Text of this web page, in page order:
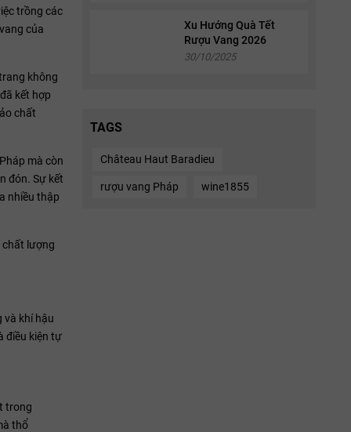
trồng các
của
không
kết hợp
chất
mà còn
đón. Sự kết
nhiều thập
chất lượng
và khí hậu
điều kiện tự
trong
thổ
Xu Hướng Quà Tết
Rượu Vang 2026
30/10/2025
TAGS
Château Haut Baradieu
rượu vang Pháp wine1855